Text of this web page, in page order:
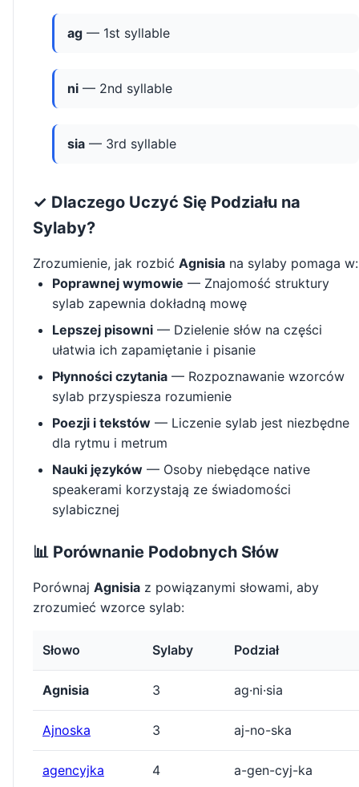
ag — 1st syllable
ni — 2nd syllable
sia — 3rd syllable
✓ Dlaczego Uczyć Się Podziału na
Sylaby?
Zrozumienie, jak rozbić Agnisia na sylaby pomaga w:
Poprawnej wymowie — Znajomość struktury
sylab zapewnia dokładną mowę
Lepszej pisowni — Dzielenie słów na części
ułatwia ich zapamiętanie i pisanie
Płynności czytania — Rozpoznawanie wzorców
sylab przyspiesza rozumienie
Poezji i tekstów — Liczenie sylab jest niezbędne
dla rytmu i metrum
Nauki języków — Osoby niebędące native
speakerami korzystają ze świadomości
sylabicznej
📊 Porównanie Podobnych Słów
Porównaj Agnisia z powiązanymi słowami, aby
zrozumieć wzorce sylab:
Słowo Sylaby Podział
Agnisia 3 ag·ni·sia
Ajnoska 3 aj-no-ska
agencyjka 4 a-gen-cyj-ka